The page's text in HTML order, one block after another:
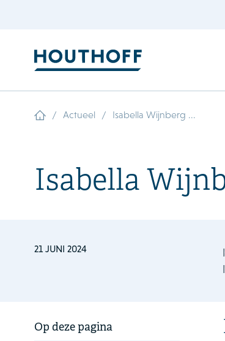
/ Actueel / Isabella Wijnberg ...
Isabella
21 JUNI 2024
Op deze pagina